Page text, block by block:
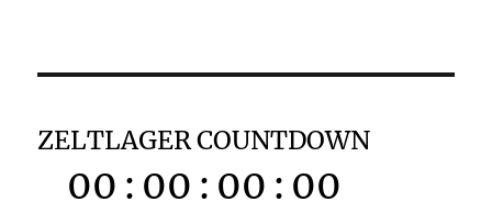
ZELTLAGER COUNTDOWN
00 : 00 : 00 : 00